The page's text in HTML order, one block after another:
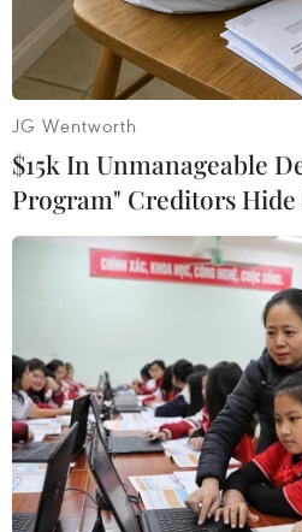
Facebooker Đặng Như
có hành vi sử dụng mạng
viết, thông tin chưa được
cá nhân, doanh nghiệp
chứng khoán, bất động
Vậy thế nào là tội gây náo
danh này bị xử lý ra sao?
JG Wentworth
$15k In Unmanageable
Program" Creditors Hide